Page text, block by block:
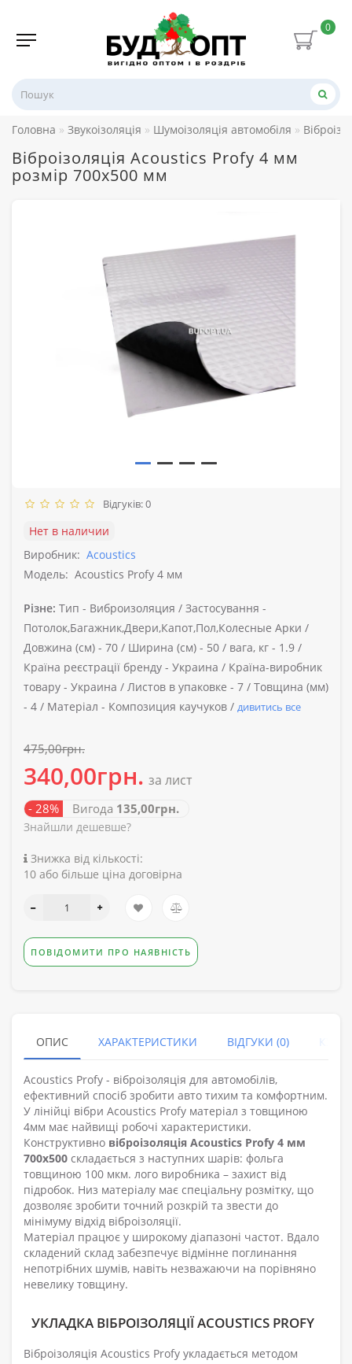
0
Головна Звукоізоляція Шумоізоляція автомобіля
Віброізоляція Acoustics Profy 4 мм
розмір 700х500 мм
Відгуків: 0
Нет в наличии
Виробник: Acoustics
Модель: Acoustics Profy 4 мм
Різне: Тип - Виброизоляция / Застосування -
Потолок,Багажник,Двери,Капот,Пол,Колесные Арки /
Довжина (см) - 70 / Ширина (см) - 50 / вага, кг - 1.9 /
Країна реєстрації бренду - Украина / Країна-виробник
товару - Украина / Листов в упаковке - 7 / Товщина (мм)
- 4 / Матеріал - Композиция каучуков / дивитись все
475,00грн.
340,00грн. за лист
- 28% Вигода 135,00грн.
Знайшли дешевше?
Знижка від кількості:
10 або більше ціна договірна
ПОВІДОМИТИ ПРО НАЯВНІСТЬ
ОПИС ХАРАКТЕРИСТИКИ ВІДГУКИ (0)
Acoustics Profy - віброізоляція для автомобілів,
ефективний спосіб зробити авто тихим та комфортним.
У лінійці вібри Acoustics Profy матеріал з товщиною
4мм має найвищі робочі характеристики.
Конструктивно віброізоляція Acoustics Profy 4 мм
700х500 складається з наступних шарів: фольга
товщиною 100 мкм. лого виробника – захист від
підробок. Низ матеріалу має спеціальну розмітку, що
дозволяє зробити точний розкрій та звести до
мінімуму відхід віброізоляції.
Матеріал працює у широкому діапазоні частот. Вдало
складений склад забезпечує відмінне поглинання
непотрібних шумів, навіть незважаючи на порівняно
невелику товщину.
УКЛАДКА ВІБРОІЗОЛЯЦІЇ ACOUSTICS PROFY
Віброізоляція Acoustics Profy укладається методом